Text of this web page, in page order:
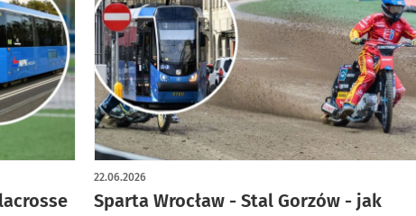
Sparta Wrocław - Stal Gorzów - jak
22.06.2026